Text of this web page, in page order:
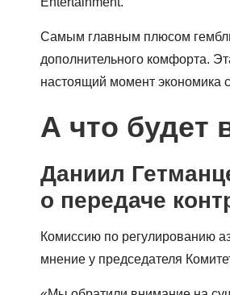
Самым главным плюсом
дополнительного комфорта.
настоящий момент экономика
А что будет
Даниил
о передаче
Комиссию по регулированию
мнение у председателя